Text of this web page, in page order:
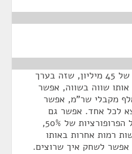
אם אנחנו לוקחים את אותו סכום של 45 מיליון, שזה בערך
אותו שווה בשווה, אפשר
חישוב פשוט, בערך 29 אלף מקבלי שר"מ, אפשר
לכל אחד. אפשר גם
לעשות חלוקה אחרת ששומרת על הפרופורציות של 50%,
לעשות רמות אחרות באותו
לשחק איך שרוצים.